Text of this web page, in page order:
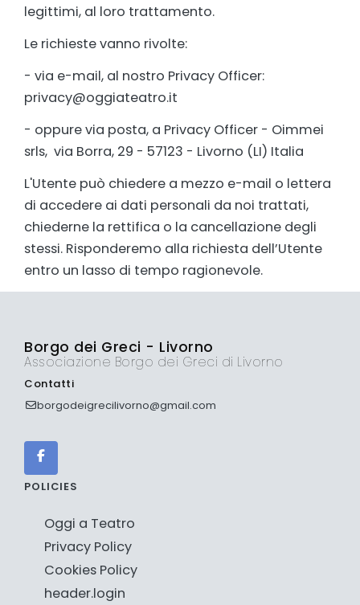
legittimi, al loro trattamento.
Le richieste vanno rivolte:
- via e-mail, al nostro Privacy Officer:
privacy@oggiateatro.it
- oppure via posta, a Privacy Officer - Oimmei
srls, via Borra, 29 - 57123 - Livorno (LI) Italia
L'Utente può chiedere a mezzo e-mail o lettera
di accedere ai dati personali da noi trattati,
chiederne la rettifica o la cancellazione degli
stessi. Risponderemo alla richiesta dell’Utente
entro un lasso di tempo ragionevole.
Borgo dei Greci - Livorno
Associazione Borgo dei Greci di Livorno
Contatti
borgodeigrecilivorno@gmail.com
POLICIES
Oggi a Teatro
Privacy Policy
Cookies Policy
header.login